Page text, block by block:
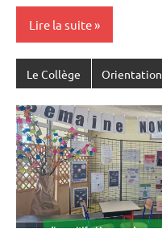
Lire la suite
Le Collège Orientation